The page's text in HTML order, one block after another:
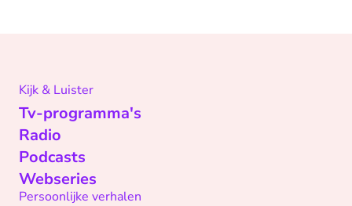
Kijk & Luister
Tv-programma's
Radio
Podcasts
Webseries
Persoonlijke verhalen